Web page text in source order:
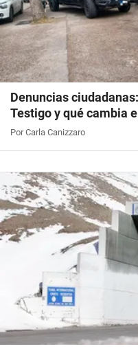
Denuncias
Testigo y qué cambia
Por Carla Canizzaro